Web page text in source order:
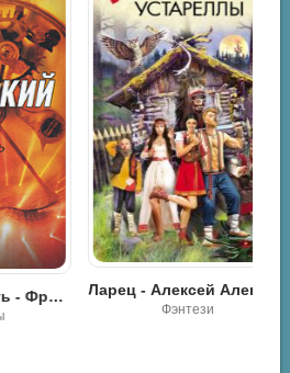
Забыть и выжить - Фридрих Незнанский
Ларец - Алексей Александрович Провоторов
Фэнтези